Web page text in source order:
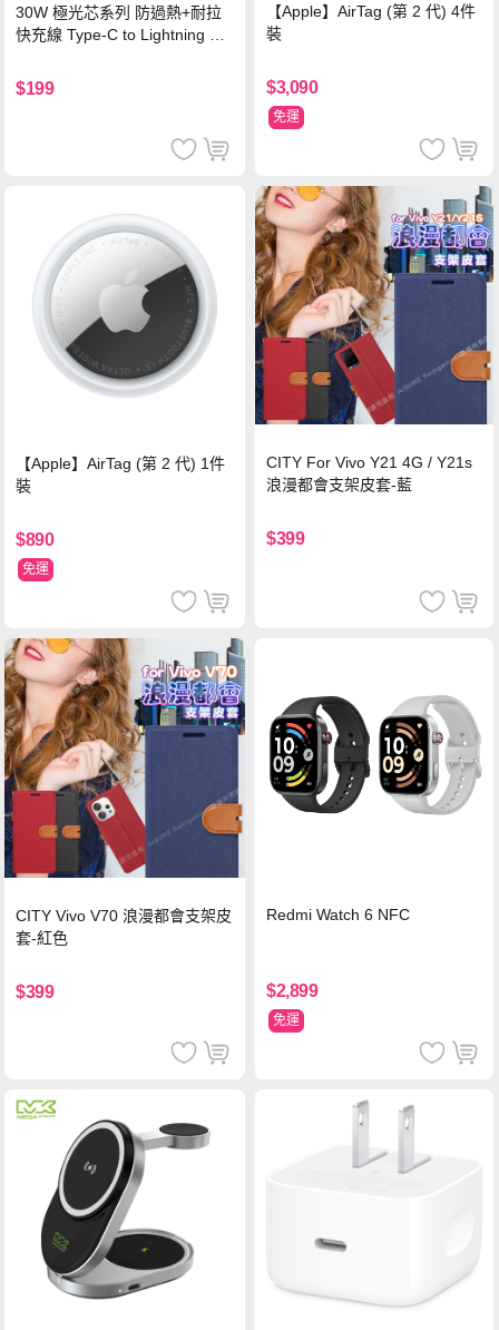
30W 極光芯系列 防過熱+耐拉
快充線 Type-C to Lightning 傳
$199
【Apple】AirTag (第 2 代) 4件
裝
$3,090
免運
【Apple】AirTag (第 2 代) 1件
裝
$890
免運
CITY For Vivo Y21 4G / Y21s
浪漫都會支架皮套-藍
$399
CITY Vivo V70 浪漫都會支架皮
套-紅色
$399
Redmi Watch 6 NFC
$2,899
免運